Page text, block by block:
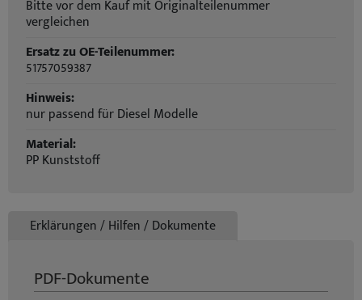
Bitte vor dem Kauf mit Originalteilenummer
vergleichen
Ersatz zu OE-Teilenummer:
51757059387
Hinweis:
nur passend für Diesel Modelle
Material:
PP Kunststoff
Erklärungen / Hilfen / Dokumente
PDF-Dokumente